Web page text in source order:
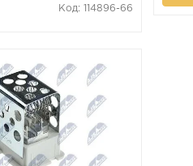
Код: 114896-66